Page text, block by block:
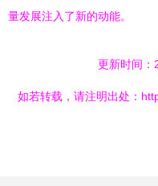
量发展注入了新的动能。
更新时间
如若转载，请注明出处：